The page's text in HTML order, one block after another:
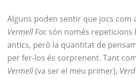
Alguns poden sentir que jocs com
Vermell Foc són només repeticions
antics, però la quantitat de
per fer-los és sorprenent. Tant
Vermell(va ser el meu primer),